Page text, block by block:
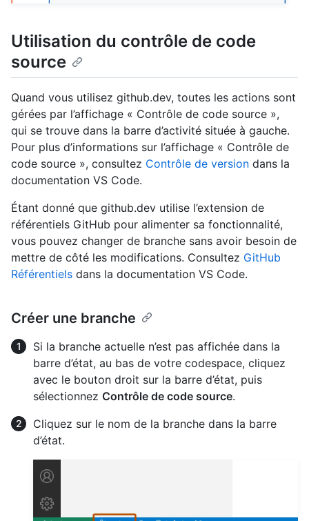
Utilisation du contrôle de code
source
Quand vous utilisez github.dev, toutes les actions sont
gérées par l’affichage « Contrôle de code source »,
qui se trouve dans la barre d’activité située à gauche.
Pour plus d’informations sur l’affichage « Contrôle de
code source », consultez Contrôle de version dans la
documentation VS Code.
Étant donné que github.dev utilise l’extension de
référentiels GitHub pour alimenter sa fonctionnalité,
vous pouvez changer de branche sans avoir besoin de
mettre de côté les modifications. Consultez GitHub
Référentiels dans la documentation VS Code.
Créer une branche
Si la branche actuelle n’est pas affichée dans la
barre d’état, au bas de votre codespace, cliquez
avec le bouton droit sur la barre d’état, puis
sélectionnez Contrôle de code source.
Cliquez sur le nom de la branche dans la barre
d’état.